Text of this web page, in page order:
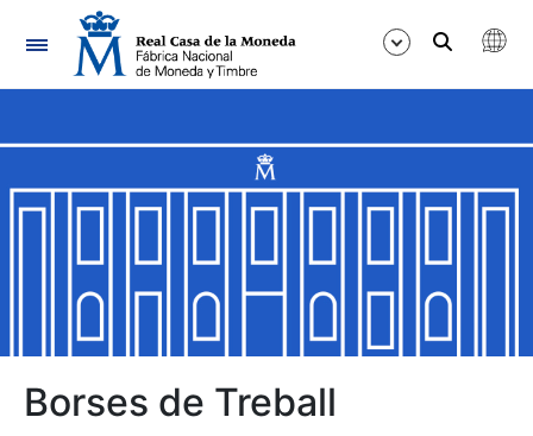
Navegació
Mostra/Amaga
Mostra/Amaga
Mostra/Amaga
Borses de Treball